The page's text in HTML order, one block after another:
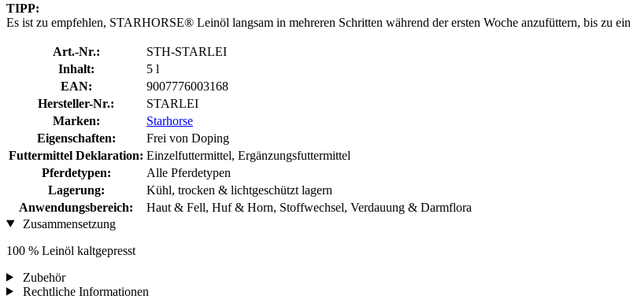
TIPP:
Es ist zu empfehlen, STARHORSE® Leinöl langsam in mehreren Schritten während der ersten Woche anzufüttern, bis zu
Art.-Nr.:
STH-STARLEI
Inhalt:
5 l
EAN:
9007776003168
Hersteller-Nr.:
STARLEI
Marken:
Starhorse
Eigenschaften:
Frei von Doping
Futtermittel Deklaration: Einzelfuttermittel, Ergänzungsfuttermittel
Pferdetypen:
Alle Pferdetypen
Lagerung:
Kühl, trocken & lichtgeschützt lagern
Anwendungsbereich:
Haut & Fell, Huf & Horn, Stoffwechsel, Verdauung & Darmflora
Zusammensetzung
100 % Leinöl kaltgepresst
Zubehör
Rechtliche Informationen